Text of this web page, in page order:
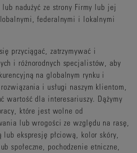
nadużyć ze strony Firmy lub jej
federalnymi i lokalnymi
przyciągać, zatrzymywać i
i różnorodnych specjalistów, aby
na globalnym rynku i
i usługi naszym klientom,
wartość dla interesariuszy. Dążymy
które jest wolne od
lub wrogości ze względu na rasę,
lub ekspresję płciową, kolor skóry,
społeczne, pochodzenie etniczne,